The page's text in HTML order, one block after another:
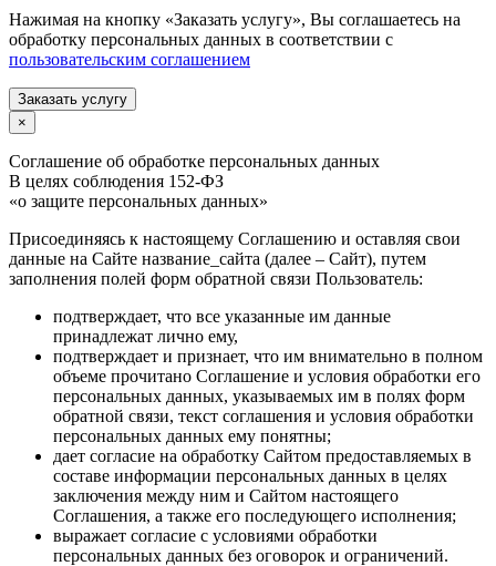
Нажимая на кнопку «Заказать услугу», Вы соглашаетесь на
обработку персональных данных в соответствии с
пользовательским соглашением
Заказать услугу
×
Соглашение об обработке персональных данных
В целях соблюдения 152-ФЗ
«о защите персональных данных»
Присоединяясь к настоящему Соглашению и оставляя свои
данные на Сайте название_сайта (далее – Сайт), путем
заполнения полей форм обратной связи Пользователь:
подтверждает, что все указанные им данные
принадлежат лично ему,
подтверждает и признает, что им внимательно в полном
объеме прочитано Соглашение и условия обработки его
персональных данных, указываемых им в полях форм
обратной связи, текст соглашения и условия обработки
персональных данных ему понятны;
дает согласие на обработку Сайтом предоставляемых в
составе информации персональных данных в целях
заключения между ним и Сайтом настоящего
Соглашения, а также его последующего исполнения;
выражает согласие с условиями обработки
персональных данных без оговорок и ограничений.